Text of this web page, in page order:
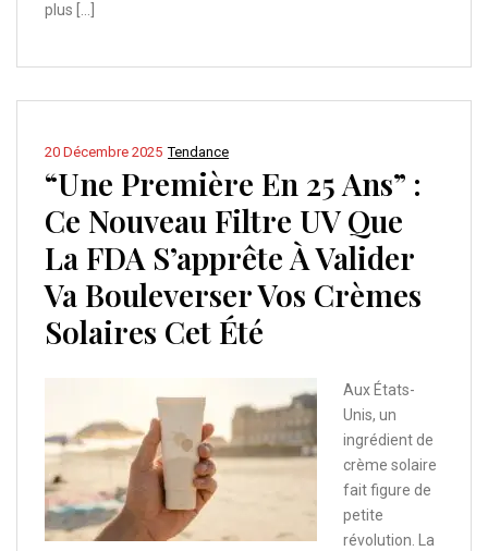
plus […]
Tendance
20 Décembre 2025
“Une Première En 25 Ans” :
Ce Nouveau Filtre UV Que
La FDA S’apprête À Valider
Va Bouleverser Vos Crèmes
Solaires Cet Été
Aux États-
Unis, un
ingrédient de
crème solaire
fait figure de
petite
révolution. La